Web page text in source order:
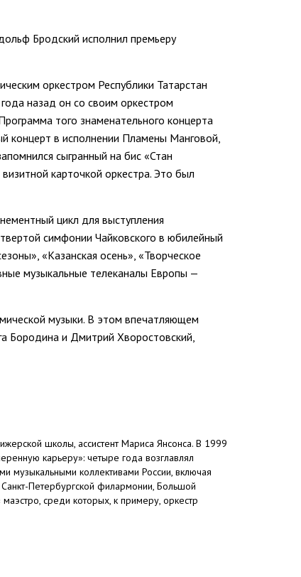
Бродский исполнил премьеру
оркестром Республики Татарстан
назад он со своим оркестром
того знаменательного концерта
концерт в исполнении Пламены Манговой,
сыгранный на бис «Стан
карточкой оркестра. Это был
цикл для выступления
симфонии Чайковского в юбилейный
«Казанская осень», «Творческое
музыкальные телеканалы Европы —
музыки. В этом впечатляющем
Бородина и Дмитрий Хворостовский,
школы, ассистент Мариса Янсонса. В 1999
карьеру»: четыре года возглавлял
музыкальными коллективами России, включая
Петербургской филармонии, Большой
среди которых, к примеру, оркестр